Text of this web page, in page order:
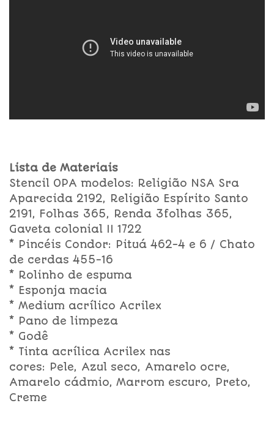
Lista de Materiais
Stencil OPA modelos: Religião NSA Sra
Aparecida 2192, Religião Espírito Santo
2191, Folhas 365, Renda 3folhas 365,
Gaveta colonial II 1722
* Pincéis Condor: Pituá 462-4 e 6 / Chato
de cerdas 455-16
* Rolinho de espuma
* Esponja macia
* Medium acrílico Acrilex
* Pano de limpeza
* Godê
* Tinta acrílica Acrilex nas
cores: Pele, Azul seco, Amarelo ocre,
Amarelo cádmio, Marrom escuro, Preto,
Creme